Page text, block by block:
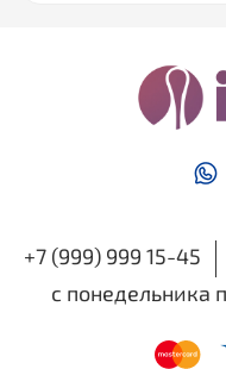
+7 (999) 999 15-45
с понедельника